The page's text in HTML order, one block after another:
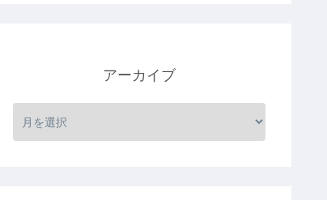
アーカイブ